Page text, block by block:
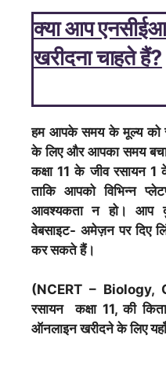
क्या आप
खरीदना चाहते हैं?
हम आपके समय के मूल्य को
के लिए और आपका समय
कक्षा 11 के जीव रसायन 1
ताकि आपको विभिन्न
आवश्यकता न हो। आप
वेबसाइट- अमेज़न पर दिए
कर सकते हैं।
(NCERT – Biology,
रसायन कक्षा 11, की
ऑनलाइन खरीदने के लिए